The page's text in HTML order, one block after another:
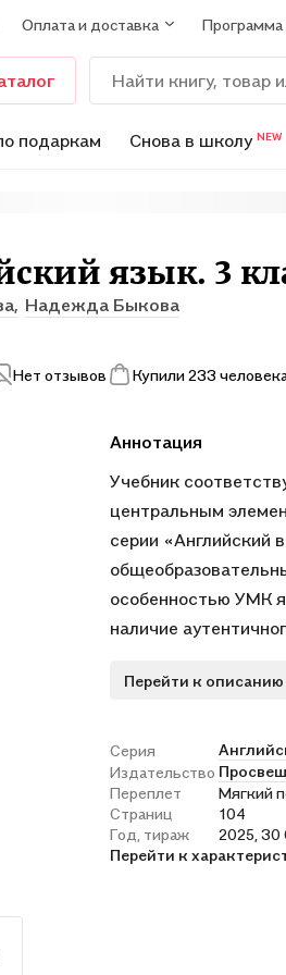
Оплата и доставка Программа
подаркам Снова в школу NEW
язык. 3
Надежда Быкова
Нет отзывов Купили 233
Аннотация
Учебник
центральным
серии «Английский
особенностью УМК
наличие
готовящих
всеми
Министерства
Перейти к описанию
Серия
Издательство
Переплет
Мягкий
Страниц
104
Год, тираж
2025, 30
Перейти к